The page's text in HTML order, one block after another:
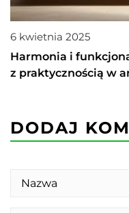
6 kwietnia 2025
Harmonia i
z praktycznością w
DODAJ